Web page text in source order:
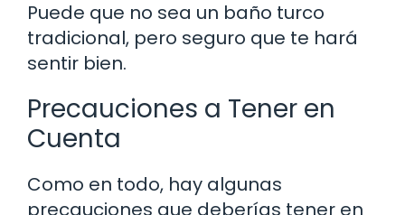
Puede que no sea un baño turco
tradicional, pero seguro que te hará
sentir bien.
Precauciones a Tener en
Cuenta
Como en todo, hay algunas
precauciones que deberías tener en